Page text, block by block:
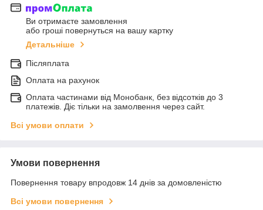
Ви отримаєте замовлення
або гроші повернуться на вашу картку
Детальніше
Післяплата
Оплата на рахунок
Оплата частинами від Монобанк, без відсотків до 3
платежів. Діє тільки на замолвення через сайт.
Всі умови оплати
Умови повернення
Повернення товару впродовж 14 днів за домовленістю
Всі умови повернення